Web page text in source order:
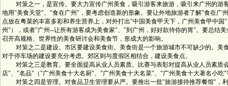
对策之一，是宣传。要大力宣传广州美食，吸引游客来旅游，吸引来广州的游
地用"美食天堂"、"食在广州"，要考虑创造新的形象。要让外地旅游者了解"食在广
点放在粤菜的丰富多彩和养生营养上，对外打出"中国美食甲天下，广州美食甲中
州"），或者"广州--让所有游客成为美食家"、"到广州，好好款待你的胃"。要总结
召开高规格、世界性的美食研讨会和美食节，形成大的影响。
对策之二是建设。市区要建设美食街。美食街是一个旅游城市不可缺少的。美
对于停车场的建设要充分考虑。郊区则与度假区相结合，建设美食点。
对策之三是教育。要全面提高从业人员素质。比赛与表彰对提高从业人员素质
店"、"名品"（"广州美食十大名厨"、"广州美食十大名菜"、"广州美食十大著名小吃
对策之四是管理。对食品卫生管理要从严。要推出一批"旅游接待推荐餐馆"，